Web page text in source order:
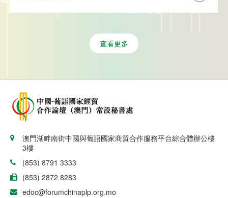
查看更多
澳門湖畔南街中國與葡語國家商貿合作服務平台綜合體辦公樓
3樓
(853) 8791 3333
(853) 2872 8283
edoc@forumchinaplp.org.mo